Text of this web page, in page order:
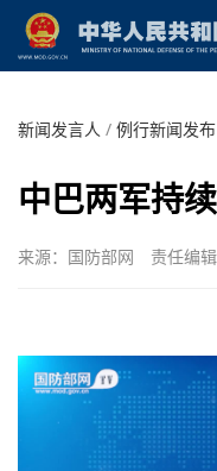
新闻发言人 / 例行新闻发布
中巴两军持
来源：国防部网 责任编